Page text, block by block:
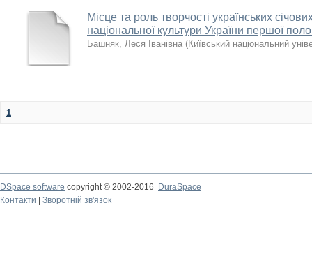
Місце та роль творчості українських
національної культури України першої
Башняк, Леся Іванівна (Київський національний
1
DSpace software copyright © 2002-2016
DuraSpace
Контакти
Зворотній зв'язок